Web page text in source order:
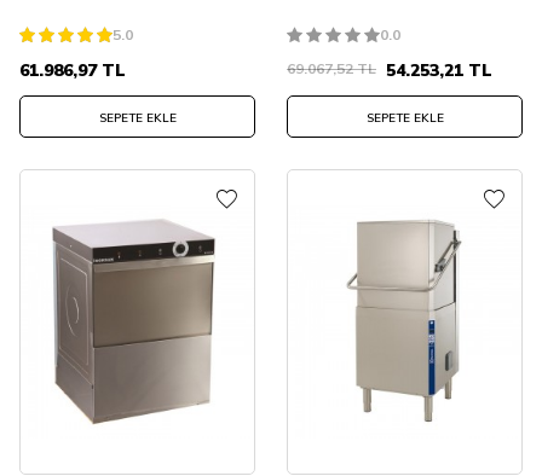
5.0
61.986,97TL
SEPETE EKLE
0.0
69.067,52TL 54.253,21 TL
SEPETE EKLE